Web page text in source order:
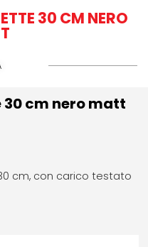
30 CM NERO
cm nero matt
cm, con carico testato